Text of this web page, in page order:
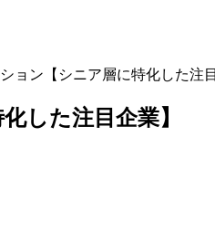
ョン【シニア層に特化した注
した注目企業】